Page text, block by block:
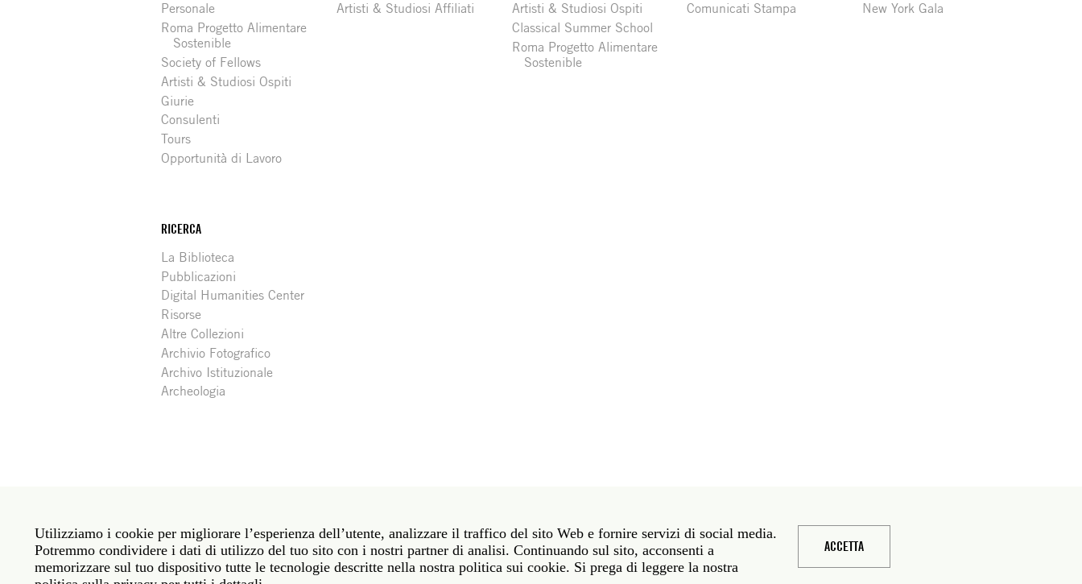
Personale
Roma Progetto Alimentare
Sostenible
Society of Fellows
Artisti & Studiosi Ospiti
Giurie
Consulenti
Tours
Opportunità di Lavoro
Artisti & Studiosi Affiliati
Artisti & Studiosi Ospiti
Classical Summer School
Roma Progetto Alimentare
Sostenible
Comunicati Stampa
New York Gala
RICERCA
La Biblioteca
Pubblicazioni
Digital Humanities Center
Risorse
Altre Collezioni
Archivio Fotografico
Archivo Istituzionale
Archeologia
media
Roma: Via Angelo Masina 5 00153 Roma ITALIA · t 39 06 58461 · f 39 06 5810788
New York: 535 West 22nd Street Third Floor New York NY 10011 · t 212 751 7200 · f 212 751 7220
Politica sulla privacy Janet Personale
Utilizziamo i cookie per migliorare l’esperienza dell’utente, analizzare il traffico del sito Web e fornire servizi di social media.
Potremmo condividere i dati di utilizzo del tuo sito con i nostri partner di analisi. Continuando sul sito, acconsenti a
memorizzare sul tuo dispositivo tutte le tecnologie descritte nella nostra politica sui cookie. Si prega di leggere la nostra
ACCETTA